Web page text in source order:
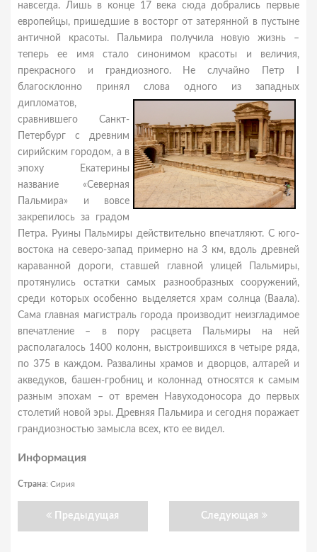
навсегда. Лишь в конце 17 века сюда добрались первые
европейцы, пришедшие в восторг от затерянной в пустыне
античной красоты. Пальмира получила новую жизнь –
теперь ее имя стало синонимом красоты и величия,
прекрасного и грандиозного. Не случайно Петр I
благосклонно принял слова одного из западных
дипломатов,
сравнившего Санкт-
Петербург с древним
сирийским городом, а в
эпоху Екатерины
название «Северная
Пальмира» и вовсе
закрепилось за градом
Петра. Руины Пальмиры действительно впечатляют. С юго-
востока на северо-запад примерно на 3 км, вдоль древней
караванной дороги, ставшей главной улицей Пальмиры,
протянулись остатки самых разнообразных сооружений,
среди которых особенно выделяется храм солнца (Ваала).
Сама главная магистраль города производит неизгладимое
впечатление – в пору расцвета Пальмиры на ней
располагалось 1400 колонн, выстроившихся в четыре ряда,
по 375 в каждом. Развалины храмов и дворцов, алтарей и
акведуков, башен-гробниц и колоннад относятся к самым
разным эпохам – от времен Навуходоносора до первых
столетий новой эры. Древняя Пальмира и сегодня поражает
грандиозностью замысла всех, кто ее видел.
Информация
Страна: Сирия
Предыдущая Следующая